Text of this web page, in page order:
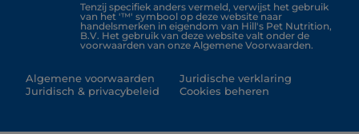
Tenzij specifiek anders vermeld, verwijst het gebruik
van het '™' symbool op deze website naar
handelsmerken in eigendom van Hill's Pet Nutrition,
B.V. Het gebruik van deze website valt onder de
voorwaarden van onze Algemene Voorwaarden.
Algemene voorwaarden
Juridisch & privacybeleid
Juridische verklaring
Cookies beheren